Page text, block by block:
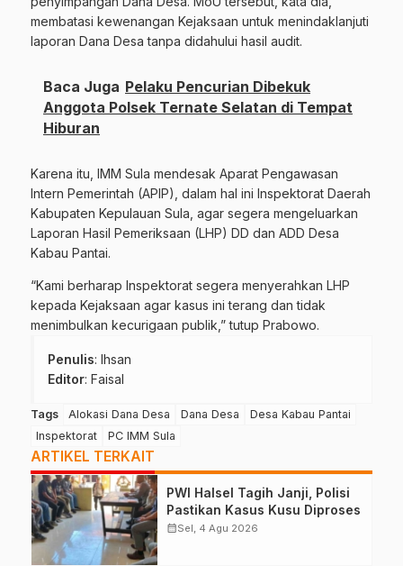
membatasi kewenangan Kejaksaan untuk menindaklanjuti
laporan Dana Desa tanpa didahului hasil audit.
Baca Juga Pelaku Pencurian Dibekuk
Anggota Polsek Ternate Selatan di Tempat
Hiburan
Karena itu, IMM Sula mendesak Aparat Pengawasan
Intern Pemerintah (APIP), dalam hal ini Inspektorat Daerah
Kabupaten Kepulauan Sula, agar segera mengeluarkan
Laporan Hasil Pemeriksaan (LHP) DD dan ADD Desa
Kabau Pantai.
“Kami berharap Inspektorat segera menyerahkan LHP
kepada Kejaksaan agar kasus ini terang dan tidak
menimbulkan kecurigaan publik,” tutup Prabowo.
Penulis: Ihsan
Editor: Faisal
Tags Alokasi Dana Desa Dana Desa
Desa Kabau Pantai
Inspektorat
PC IMM Sula
ARTIKEL TERKAIT
PWI Halsel Tagih Janji, Polisi
Pastikan Kasus Kusu Diproses
calendar_monthSel, 4 Agu 2026